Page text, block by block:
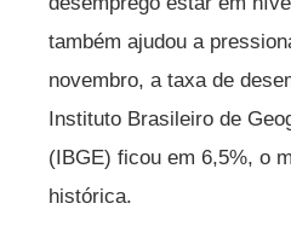
também ajudou a
novembro, a taxa de
Instituto Brasileiro de
(IBGE) ficou em 6,5%, o
histórica.